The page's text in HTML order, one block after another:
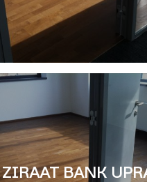
ZIRAAT BANK